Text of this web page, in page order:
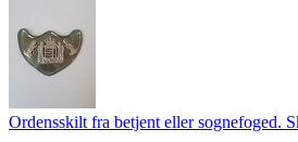
Ordensskilt fra betjent eller sognefoged.